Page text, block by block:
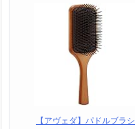
【アヴェダ】パドルブラシ